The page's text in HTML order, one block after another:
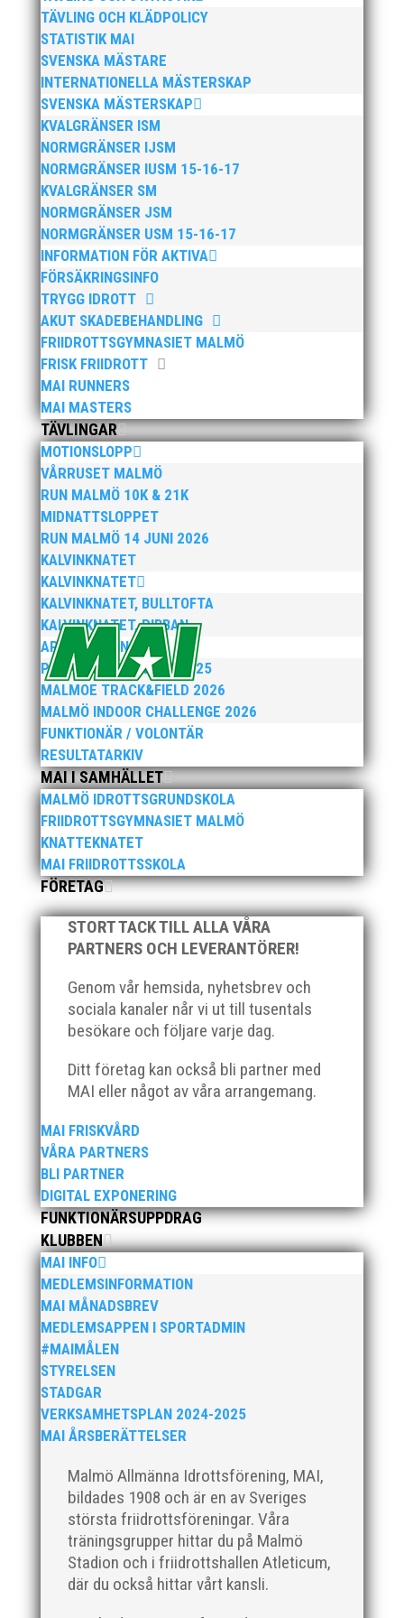
TÄVLING OCH KLÄDPOLICY
STATISTIK MAI
SVENSKA MÄSTARE
INTERNATIONELLA MÄSTERSKAP
SVENSKA MÄSTERSKAP
KVALGRÄNSER ISM
NORMGRÄNSER IJSM
NORMGRÄNSER IUSM 15-16-17
KVALGRÄNSER SM
NORMGRÄNSER JSM
NORMGRÄNSER USM 15-16-17
INFORMATION FÖR AKTIVA
FÖRSÄKRINGSINFO
TRYGG IDROTT
AKUT SKADEBEHANDLING
FRIIDROTTSGYMNASIET MALMÖ
FRISK FRIIDROTT
MAI RUNNERS
MAI MASTERS
TÄVLINGAR
MOTIONSLOPP
VÅRRUSET MALMÖ
RUN MALMÖ 10K & 21K
MIDNATTSLOPPET
RUN MALMÖ 14 JUNI 2026
KALVINKNATET
KALVINKNATET
KALVINKNATET, BULLTOFTA
KALVINKNATET, RIBBAN
ARENATÄVLINGAR
PEPPARKAKSSPELEN 2025
MALMOE TRACK&FIELD 2026
MALMÖ INDOOR CHALLENGE 2026
FUNKTIONÄR / VOLONTÄR
RESULTATARKIV
MAI I SAMHÄLLET
MALMÖ IDROTTSGRUNDSKOLA
FRIIDROTTSGYMNASIET MALMÖ
KNATTEKNATET
MAI FRIIDROTTSSKOLA
FÖRETAG
STORT TACK TILL ALLA VÅRA
PARTNERS OCH LEVERANTÖRER!
Genom vår hemsida, nyhetsbrev och
sociala kanaler når vi ut till tusentals
besökare och följare varje dag.
Ditt företag kan också bli partner med
MAI eller något av våra arrangemang.
MAI FRISKVÅRD
VÅRA PARTNERS
BLI PARTNER
DIGITAL EXPONERING
FUNKTIONÄRSUPPDRAG
KLUBBEN
MAI INFO
MEDLEMSINFORMATION
MAI MÅNADSBREV
MEDLEMSAPPEN I SPORTADMIN
#MAIMÅLEN
STYRELSEN
STADGAR
VERKSAMHETSPLAN 2024-2025
MAI ÅRSBERÄTTELSER
Malmö Allmänna Idrottsförening, MAI,
bildades 1908 och är en av Sveriges
största friidrottsföreningar. Våra
träningsgrupper hittar du på Malmö
Stadion och i friidrottshallen Atleticum,
där du också hittar vårt kansli.
Publicerat tidigare
Bilder från Stafett-SM 2026. Foto: Thomas
Leandersson Fler bilder från MAI:s Årsmöte
2026
Anders Hallström, 55, blir ny klubbchef i MAI.
Han börjar sin anställning den 13 april. Anders
har ett brett idrottsintresse och har bland
annat fungerat som tränare inom hockeyn i
Trelleborg och fotbollen i Höllviken tidigare. I
fortsättningen blir det dock friidrott...
Efter att årsmötet avslutats följde en kväll med
stipendieutdelning, mat och underhållning.
Bilder från denna del hittar ni i länken nedan.
Stort tack till Bengt Bendéus som möjliggjorde
och generöst finansierade denna del av
kvällen. Fler bilder från MAI:s Årsmöte...
2025 innebar något av ett internationellt
genombrott för MAI:s kulstötare Wictor
Petersson. Året gav svenskt rekord, EM-silver
inomhus, dessutom sexa på VM inomhus och
elva på VM ute i somras. Och en stark tro på
framtiden efter några motiga år när inte så
mycket hänt...
När Friidrottssverige samlades för fest gick en
av utmärkelserna till MAI och Kalvinknatet –
Lasses skötebarn i alla år. MAI-delegationen
bland annat fanns ordförande Fredrik Wennolf
på plats för att ta emot hyllningarna. –...